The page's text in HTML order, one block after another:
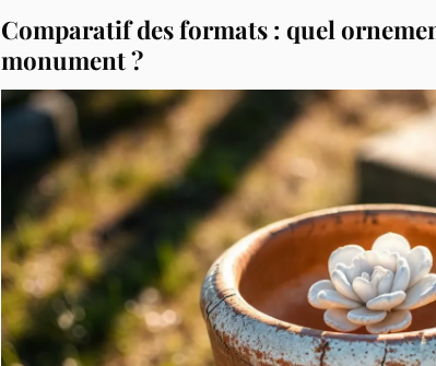
Comparatif des formats : quel
monument ?